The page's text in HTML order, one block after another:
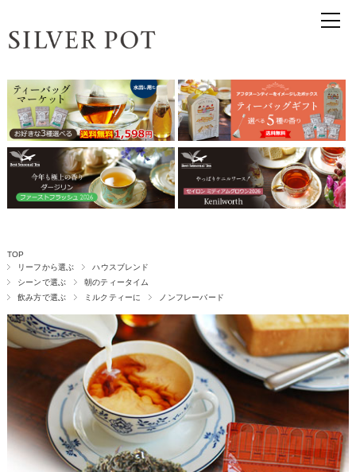
TOP
リーフから選ぶ
ハウスブレンド
シーンで選ぶ
朝のティータイム
飲み方で選ぶ
ミルクティーに ノンフレーバード